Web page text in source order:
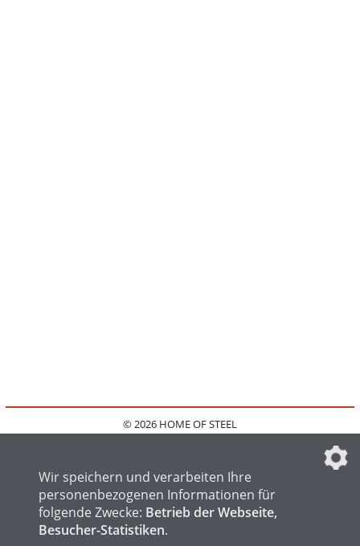
© 2026 HOME OF STEEL
IMPRESSUM
FAQ
DATENSCHUTZEINSTELLUNGEN
Wir speichern und verarbeiten Ihre
personenbezogenen Informationen für
folgende Zwecke: Betrieb der Webseite,
Besucher-Statistiken.